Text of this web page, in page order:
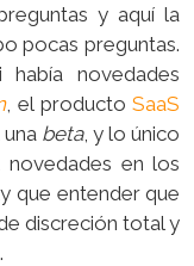
y aquí la
pocas preguntas.
novedades
, el productoSaaS
beta, y lo único
novedades en los
que entender que
discreción total y